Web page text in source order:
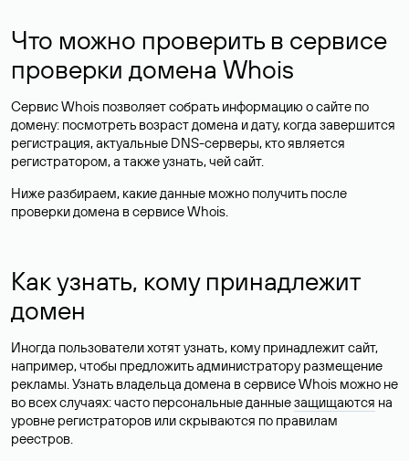
Что можно проверить в сервисе
проверки домена Whois
Сервис Whois позволяет собрать информацию о сайте по
домену: посмотреть возраст домена и дату, когда завершится
регистрация, актуальные DNS-серверы, кто является
регистратором, а также узнать, чей сайт.
Ниже разбираем, какие данные можно получить после
проверки домена в сервисе Whois.
Как узнать, кому принадлежит
домен
Иногда пользователи хотят узнать, кому принадлежит сайт,
например, чтобы предложить администратору размещение
рекламы. Узнать владельца домена в сервисе Whois можно не
во всех случаях: часто персональные данныезащищаются на
уровне регистраторов или скрываются по правилам
реестров.